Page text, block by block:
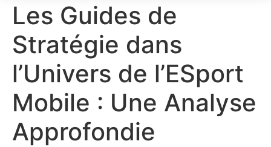
Les Guides de
Stratégie dans
l’Univers de l’ESport
Mobile : Une Analyse
Approfondie